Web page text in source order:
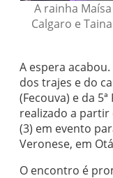
A rainha
Calgaro e
A espera
dos trajes e do
(Fecouva) e da
realizado a
(3) em evento
Veronese, em
O encontro é